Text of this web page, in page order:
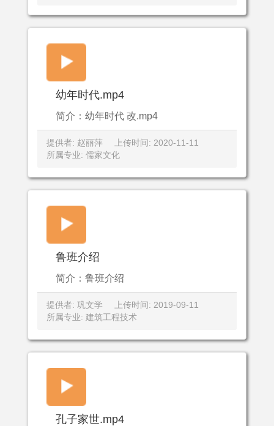
幼年时代.mp4
简介：幼年时代 改.mp4
提供者: 赵丽萍
上传时间: 2020-11-11
所属专业: 儒家文化
鲁班介绍
简介：鲁班介绍
提供者: 巩文学
上传时间: 2019-09-11
所属专业: 建筑工程技术
孔子家世.mp4